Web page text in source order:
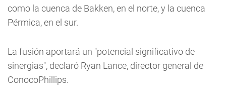
como la cuenca de Bakken, en el norte, y la cuenca
Pérmica, en el sur.
La fusión aportará un "potencial significativo de
sinergias", declaró Ryan Lance, director general de
ConocoPhillips.